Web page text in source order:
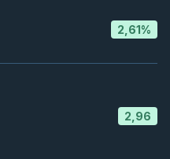
2,61%
2,96